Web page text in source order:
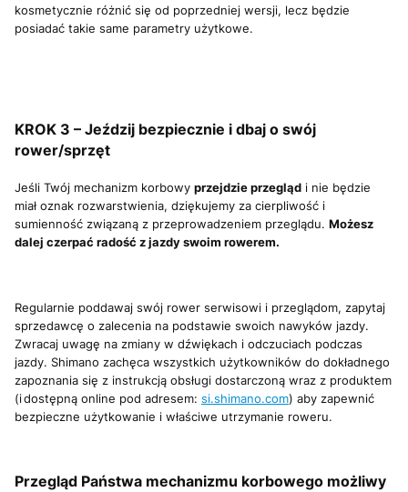
kosmetycznie różnić się od poprzedniej wersji, lecz będzie
posiadać takie same parametry użytkowe.
KROK 3 – Jeździj bezpiecznie i dbaj o swój
rower/sprzęt
Jeśli Twój mechanizm korbowy przejdzie przegląd i nie będzie
miał oznak rozwarstwienia, dziękujemy za cierpliwość i
sumienność związaną z przeprowadzeniem przeglądu. Możesz
dalej czerpać radość z jazdy swoim rowerem.
Regularnie poddawaj swój rower serwisowi i przeglądom, zapytaj
sprzedawcę o zalecenia na podstawie swoich nawyków jazdy.
Zwracaj uwagę na zmiany w dźwiękach i odczuciach podczas
jazdy. Shimano zachęca wszystkich użytkowników do dokładnego
zapoznania się z instrukcją obsługi dostarczoną wraz z produktem
(i dostępną online pod adresem: si.shimano.com) aby zapewnić
bezpieczne użytkowanie i właściwe utrzymanie roweru.
Przegląd Państwa mechanizmu korbowego możliwy